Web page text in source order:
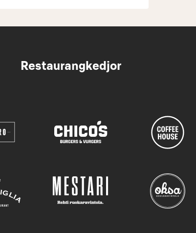
Restaurangkedjor